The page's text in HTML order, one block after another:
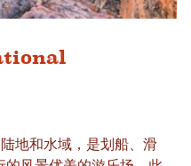
地和水域，是划船、滑